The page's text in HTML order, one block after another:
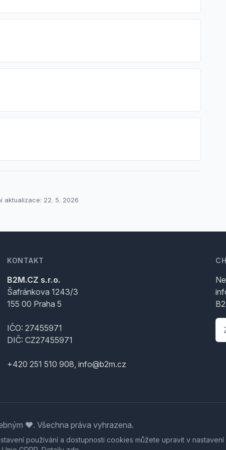
aktualizace: 22. 5. 2026
KONTAKT
B2M.CZ s.r.o.
Šafránkova 1243/3
155 00 Praha 5
IČO: 27455971
DIČ: CZ27455971
+420 251 510 908, info@b2m.cz
♥️. Všechna práva vyhrazena.
používání a dostupnosti cookies můžete upravit v